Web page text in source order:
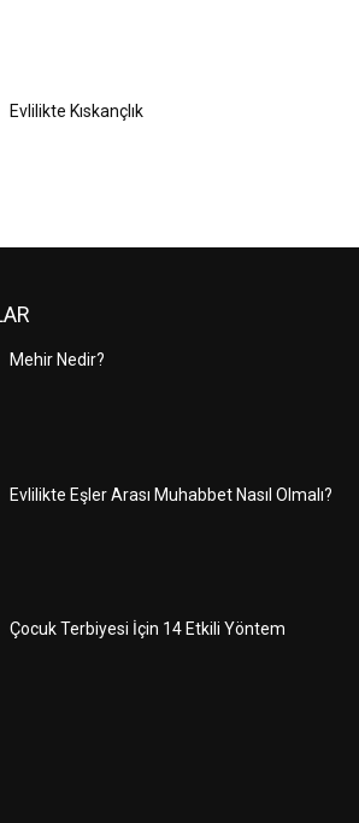
Evlilikte Kıskançlık
Mehir Nedir?
Evlilikte Eşler Arası Muhabbet Nasıl Olmalı?
Çocuk Terbiyesi İçin 14 Etkili Yöntem